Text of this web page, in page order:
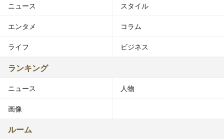
ニュース スタイル
エンタメ コラム
ライフ ビジネス
ランキング
ニュース 人物
画像
ルーム